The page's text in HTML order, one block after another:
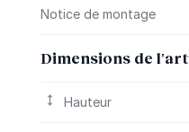
Notice de montage
Dimensions de
Hauteur